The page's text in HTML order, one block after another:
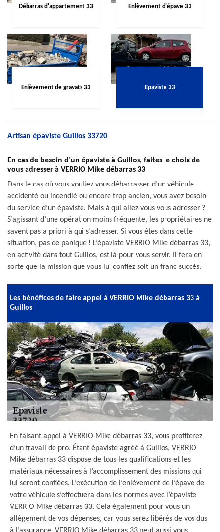
Débarras d'appartement 33 Enlèvement d'épave 33
Enlèvement de gravats 33 Epaviste 33
Artisan épaviste Guillos 33720
En cas de besoin d’un épaviste à Guillos, faites le choix de
vous adresser à VERRIO Mike débarras 33
Dans le cas où vous vouliez vous débarrasser d’un véhicule
accidenté ou incendié ou encore trop ancien, vous avez besoin
du service d’un épaviste. Mais à qui allez-vous vous adresser ?
S’agissant d’une opération moins fréquente, les propriétaires ne
savent pas a priori à qui s’adresser. Si vous êtes dans cette
situation, pas de panique ! L’épaviste VERRIO Mike débarras 33,
en activité dans tout Guillos, est là pour vous servir. Il fera en
sorte que la mission que vous lui confiez soit un franc succès.
Les bénéfices de faire appel à VERRIO Mike débarras 33 à
Guillos
En faisant appel à VERRIO Mike débarras 33, vous profiterez
d’un travail de pro. Étant épaviste agréé à Guillos, VERRIO
Mike débarras 33 dispose de tous les qualifications et les
matériaux nécessaires à l’accomplissement des missions qui
lui seront confiées. L’exécution de l’enlèvement de l’épave de
votre véhicule s’effectuera dans les normes avec l’épaviste
VERRIO Mike débarras 33. Cela également pour vous un
allègement de vos dépenses, car vous serez libérés de vos dus